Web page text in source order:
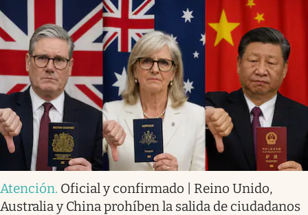
Atención. Oficial y confirmado | Reino Unido,
Australia y China prohíben la salida de ciudadanos